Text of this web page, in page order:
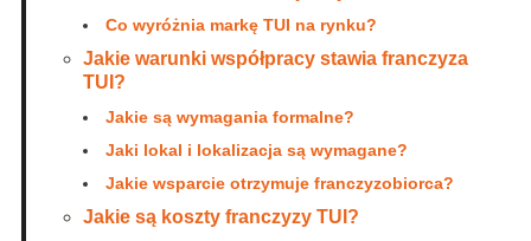
Co wyróżnia markę TUI na rynku?
Jakie warunki współpracy stawia franczyza
TUI?
Jakie są wymagania formalne?
Jaki lokal i lokalizacja są wymagane?
Jakie wsparcie otrzymuje franczyzobiorca?
Jakie są koszty franczyzy TUI?